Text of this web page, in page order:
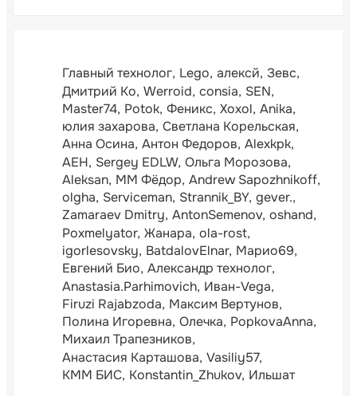
Главный технолог Lego алексй Зевс
Дмитрий Ко Werroid consia SEN
Master74 Potok Феникс Xoxol Anika
юлия захарова Светлана Корельская
Анна Осина Антон Федоров Alexkpk
АЕН Sergey EDLW Ольга Морозова
Aleksan ММ Фёдор Andrew Sapozhnikoff
olgha Serviceman Strannik_BY gever.
Zamaraev Dmitry AntonSemenov oshand
Poxmelyator Жанара ola-rost
igorlesovsky BatdalovElnar Марио69
Евгений Био Александр технолог
Anastasia.Parhimovich Иван-Vega
Firuzi Rajabzoda Максим Вертунов
Полина Игоревна Олечка PopkovaAnna
Михаил Трапезников
Анастасия Карташова Vasiliy57
КММ БИС Konstantin_Zhukov Ильшат